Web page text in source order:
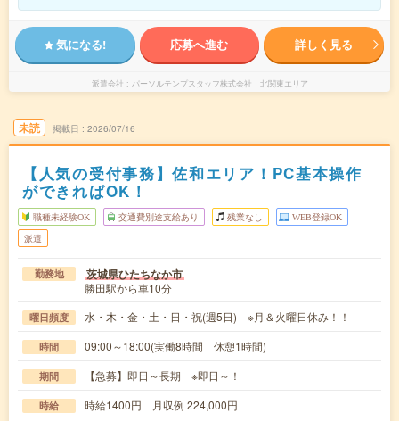
気になる! 応募へ進む 詳しく見る
派遣会社 パーソルテンプスタッフ株式会社 北関東エリア
未読 掲載日 2026/07/16
【人気の受付事務】佐和エリア！PC基本操作
ができればOK！
職種未経験OK 交通費別途支給あり 残業なし WEB登録OK
派遣
勤務地 茨城県ひたちなか市
勝田駅から車10分
曜日頻度 水・木・金・土・日・祝(週5日) ※月＆火曜日休み！！
時間 09:00～18:00(実働8時間 休憩1時間)
期間 【急募】即日～長期 ※即日～！
時給 時給1400円 月収例 224,000円